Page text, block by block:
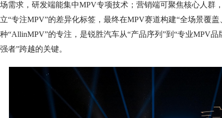
场需求，研发端能集中MPV专项技术；营销端可聚焦核心人群
立“专注MPV”的差异化标签，最终在MPV赛道构建“全场景覆
种“AllinMPV”的专注，是锐胜汽车从“产品序列”到“专业MPV
强者”跨越的关键。